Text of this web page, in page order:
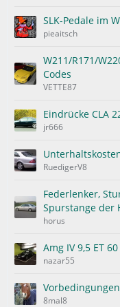
SLK-Pedale im
pieaitsch
W211/R171/
Codes
VETTE87
Eindrücke CLA
jr666
RuedigerV8
Federlenker,
Spurstange der
horus
Amg IV 9,5 ET
nazar55
8mal8